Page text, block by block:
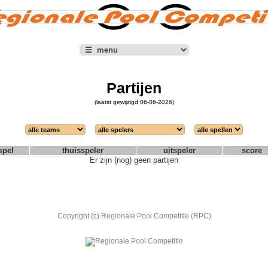
Partijen
(laatst gewijzigd 06-06-2026)
thuisspeler uitspeler score
Er zijn (nog) geen partijen
Copyright (c) Regionale Pool Competitie (RPC)